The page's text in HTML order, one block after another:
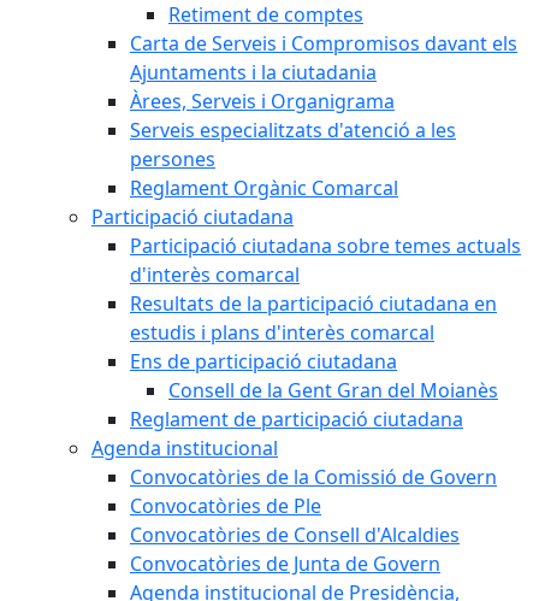
Retiment de comptes
Carta de Serveis i Compromisos davant els
Ajuntaments i la ciutadania
Àrees, Serveis i Organigrama
Serveis especialitzats d'atenció a les
persones
Reglament Orgànic Comarcal
Participació ciutadana
Participació ciutadana sobre temes actuals
d'interès comarcal
Resultats de la participació ciutadana en
estudis i plans d'interès comarcal
Ens de participació ciutadana
Consell de la Gent Gran del Moianès
Reglament de participació ciutadana
Agenda institucional
Convocatòries de la Comissió de Govern
Convocatòries de Ple
Convocatòries de Consell d'Alcaldies
Convocatòries de Junta de Govern
Agenda institucional de Presidència,